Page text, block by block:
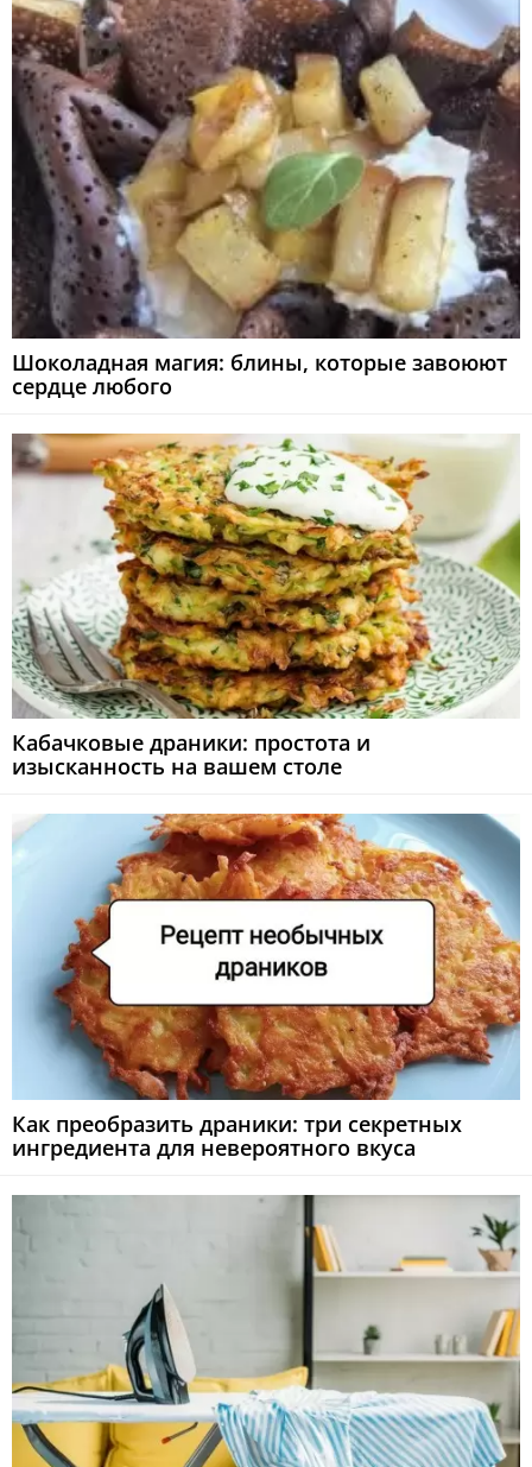
Шоколадная магия: блины, которые завоюют
сердце любого
Кабачковые драники: простота и
изысканность на вашем столе
Как преобразить драники: три секретных
ингредиента для невероятного вкуса